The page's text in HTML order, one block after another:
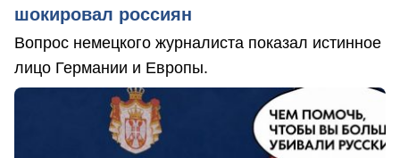
шокировал россиян
Вопрос немецкого журналиста показал истинное
лицо Германии и Европы.